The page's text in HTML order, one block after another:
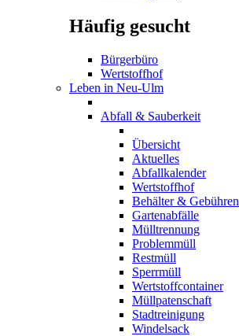
Häufig gesucht
Bürgerbüro
Wertstoffhof
Leben in Neu-Ulm
Abfall & Sauberkeit
Übersicht
Aktuelles
Abfallkalender
Wertstoffhof
Behälter & Gebühren
Gartenabfälle
Mülltrennung
Problemmüll
Restmüll
Sperrmüll
Wertstoffcontainer
Müllpatenschaft
Stadtreinigung
Windelsack